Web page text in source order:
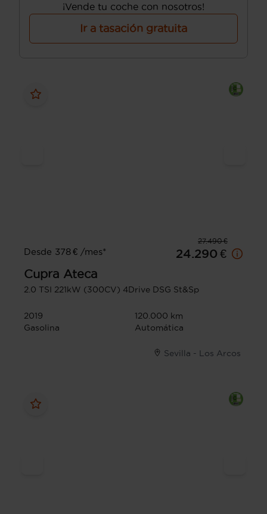
¡Vende tu coche con nosotros!
Ir a tasación gratuita
27.490 €
Desde 378 € /mes*
24.290 €
Cupra Ateca
2.0 TSI 221kW (300CV) 4Drive DSG St&Sp
2019
120.000 km
Gasolina
Automática
Sevilla - Los Arcos